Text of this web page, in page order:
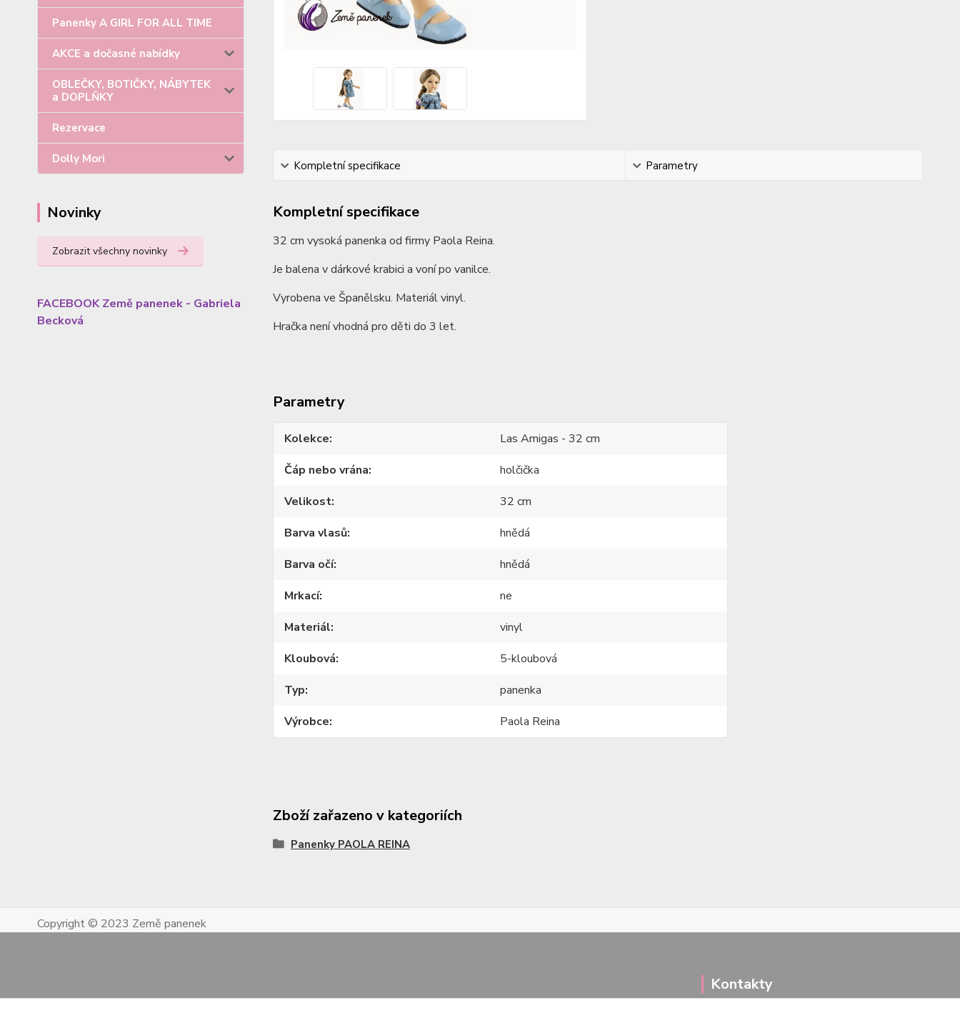
Panenky A GIRL FOR ALL TIME
AKCE a dočasné nabídky
OBLEČKY, BOTIČKY, NÁBYTEK
a DOPLŇKY
Rezervace
Dolly Mori
Novinky
Zobrazit všechny novinky
FACEBOOK Země panenek - Gabriela
Becková
Kompletní specifikace Parametry
Kompletní specifikace
32 cm vysoká panenka od firmy Paola Reina.
Je balena v dárkové krabici a voní po vanilce.
Vyrobena ve Španělsku. Materiál vinyl.
Hračka není vhodná pro děti do 3 let.
Parametry
Kolekce
Las Amigas - 32 cm
Čáp nebo vrána
holčička
Velikost
32 cm
Barva vlasů
hnědá
Barva očí
hnědá
Mrkací
ne
Materiál
vinyl
Kloubová
5-kloubová
Typ
panenka
Výrobce
Paola Reina
Zboží zařazeno v kategoriích
Panenky PAOLA REINA
Copyright © 2023 Země panenek
Kontakty